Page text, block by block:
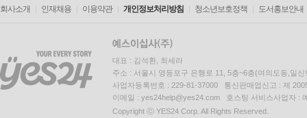
회사소개 인재채용 이용약관 개인정보처리방침 청소년보호정책 도서홍보안내
대표 : 김석환, 최세라
주소 : 서울시 영등포구 은행로 11, 5층~6층(여의도동,일신
사업자등록번호 : 229-81-37000 통신판매업신고 : 제
이메일 : yes24help@yes24.com 호스팅 서비스사업자 :
Copyright ⓒ YES24 Corp. All Rights Reserved.